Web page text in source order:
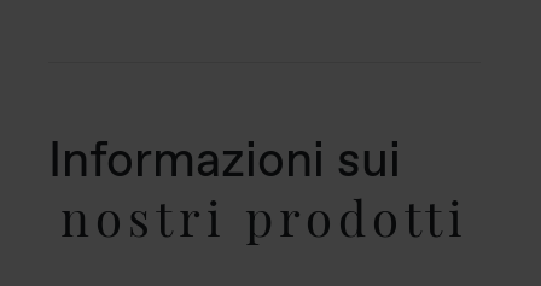
Informazioni sui
nostri prodotti